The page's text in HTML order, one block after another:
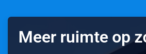
Meer ruimte op